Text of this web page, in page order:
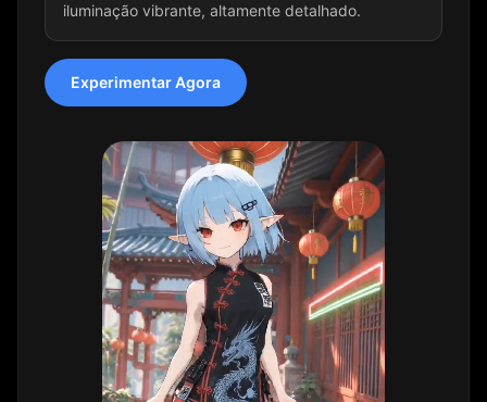
iluminação vibrante, altamente detalhado.
Experimentar Agora